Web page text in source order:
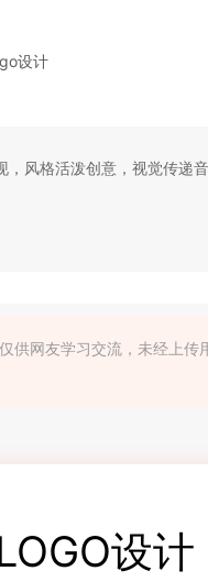
设计
风格活泼创意，视觉传递
供网友学习交流，未经上传
设计